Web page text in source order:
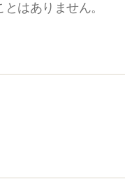
はありません。